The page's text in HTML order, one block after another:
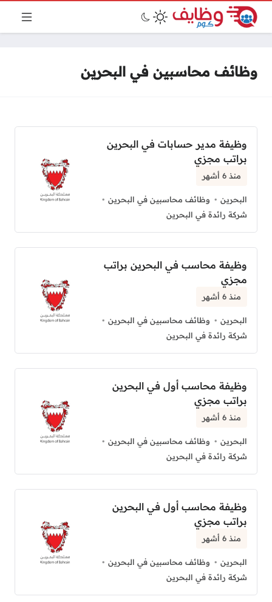
وظائف محاسبين في البحرين
وظيفة مدير حسابات في البحرين
براتب مجزي
منذ 6 أشهر
البحرين
وظائف محاسبين في البحرين
شركة رائدة في البحرين
وظيفة محاسب في البحرين براتب
مجزي
منذ 6 أشهر
البحرين
وظائف محاسبين في البحرين
شركة رائدة في البحرين
وظيفة محاسب أول في البحرين
براتب مجزي
منذ 6 أشهر
البحرين
وظائف محاسبين في البحرين
شركة رائدة في البحرين
وظيفة محاسب أول في البحرين
براتب مجزي
منذ 6 أشهر
البحرين
وظائف محاسبين في البحرين
شركة رائدة في البحرين